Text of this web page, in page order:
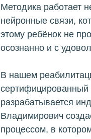
Методика работает
нейронные связи,
этому ребёнок не
осознанно и с
В нашем
разрабатывается
Владимирович
процессом, в